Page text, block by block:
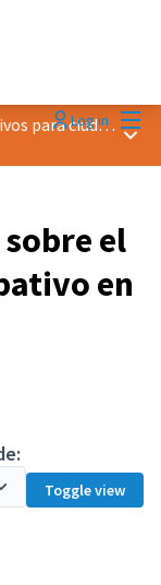
Log inEncuentro sobre Presupuestos Participativos para ciudades más verdes Main
el
en
Toggle view